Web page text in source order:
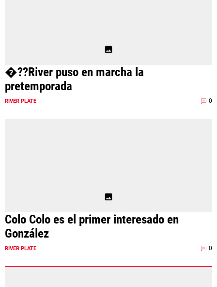
�??River puso en marcha la
pretemporada
RIVER PLATE 0
Colo Colo es el primer interesado en
González
RIVER PLATE 0